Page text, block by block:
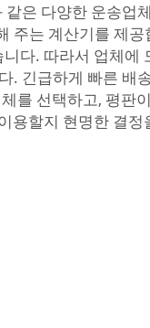
은 다양한 운송업
주는 계산기를 제공
다. 따라서 업체에
. 긴급하게 빠른 배
를 선택하고, 평판
용할지 현명한 결정